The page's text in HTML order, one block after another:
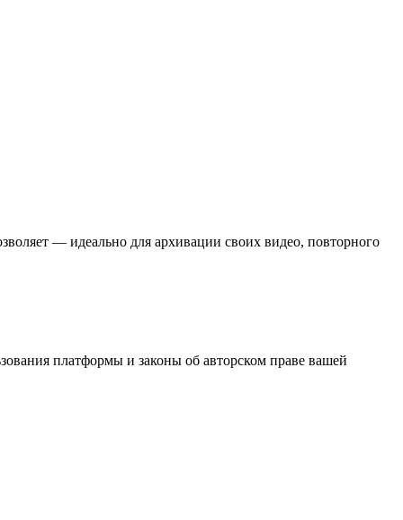
— идеально для архивации своих видео, повторного
платформы и законы об авторском праве вашей